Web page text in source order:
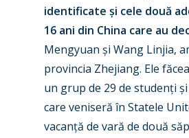
identificate și cele două
16 ani din China care au
Mengyuan și Wang Linjia,
provincia Zhejiang. Ele
un grup de 29 de studenți
care veniseră în Statele
vacanță de vară de două